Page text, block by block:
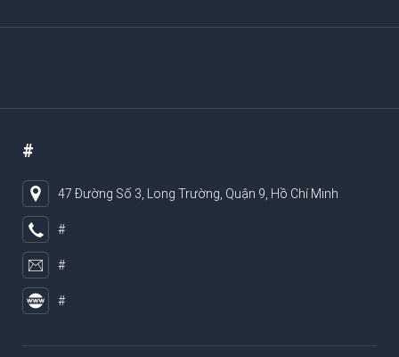
#
47 Đường Số 3, Long Trường, Quận 9, Hồ Chí Minh
#
#
#